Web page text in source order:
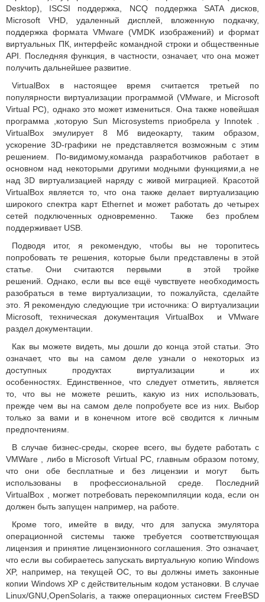
Desktop), ISCSI поддержка, NCQ поддержка SATA дисков,
Microsoft VHD, удаленный дисплей, вложенную подкачку,
поддержка формата VMware (VMDK изображений) и формат
виртуальных ПК, интерфейс командной строки и общественные
API. Последняя функция, в частности, означает, что она может
получить дальнейшее развитие.
VirtualBox в настоящее время считается третьей по
популярности виртуализации программой (VMware, и Microsoft
Virtual PC), однако это может измениться. Она также новейшая
программа
,которую Sun Microsystems приобрела у Innotek .
VirtualBox эмулирует 8 Мб видеокарту, таким образом,
ускорение 3D-графики не представляется возможным с этим
решением. По-видимому,команда разработчиков работает в
основном над некоторыми другими модными функциями,а не
над 3D виртуализацией наряду с живой миграцией. Красотой
VirtualBox является то, что она также делает виртуализацию
широкого спектра карт Ethernet и может работать до четырех
сетей подключенных одновременно.
Также без проблем
поддерживает USB.
Подводя итог, я рекомендую, чтобы вы не торопитесь
попробовать те решения, которые были представлены в этой
статье.Они считаются первыми в этой тройке
решений.Однако, если вы все ещё чувствуете необходимость
разобраться в теме виртуализации, то пожалуйста, сделайте
это. Я рекомендую следующие три источника: О виртуализации
Microsoft, техническая документация VirtualBox и VMware
раздел документации.
Как вы можете видеть, мы дошли до конца этой статьи. Это
означает, что вы на самом деле узнали о некоторых из
доступных продуктах виртуализации и их
особенностях. Единственное, что следует отметить, является
то, что вы не можете решить, какую из них использовать,
прежде чем вы на самом деле попробуете все из них. Выбор
только за вами и в конечном итоге всё сводится к личным
предпочтениям.
В случае бизнес-среды, скорее всего, вы будете работать с
VMWare , либо в Microsoft Virtual PC, главным образом потому,
что они обе бесплатные и без лицензии и могут быть
использованы в профессиональной среде. Последний
VirtualBox , могжет потребовать перекомпиляции кода, если он
должен быть запущен например, на работе.
Кроме того, имейте в виду, что для запуска эмулятора
операционной системы также требуется соответствующая
лицензия и принятие лицензионного соглашения. Это означает,
что если вы собираетесь запускать виртуальную копию Windows
XP, например, на текущей ОС, то вы должны иметь законные
копии Windows XP с действительным кодом установки. В случае
Linux/GNU,OpenSolaris, а также операционных систем FreeBSD